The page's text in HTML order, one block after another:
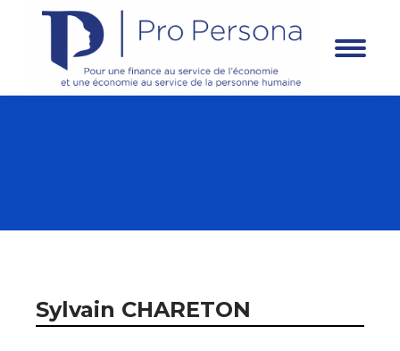
Sylvain CHARETON
Panneau de gestion des cookies